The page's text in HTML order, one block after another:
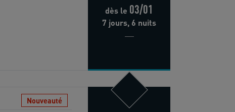
dès le 03/01
7 jours, 6 nuits
Nouveauté